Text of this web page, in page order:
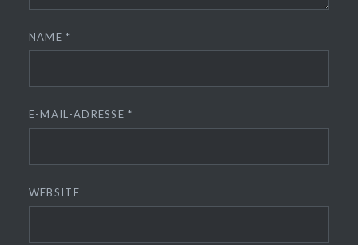
NAME*
E-MAIL-ADRESSE*
WEBSITE